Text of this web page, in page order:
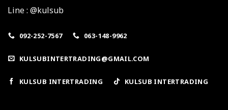
Line : @kulsub
092-252-7567 063-148-9962
KULSUBINTERTRADING@GMAIL.COM
KULSUB INTERTRADING KULSUB INTERTRADING